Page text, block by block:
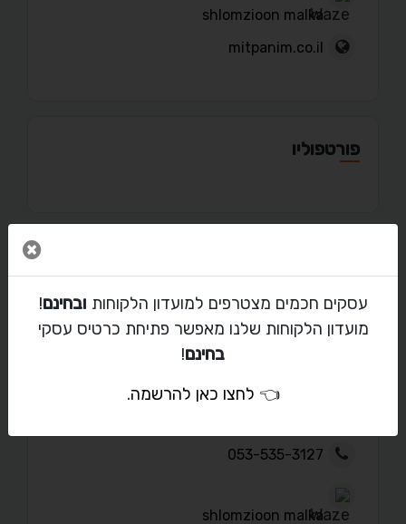
shlomzioon malka
mitpanim.co.il
פורטפוליו
053-535-3127
shlomzioon malka
עסקים חכמים מצטרפים למועדון הלקוחות ובחינם!
מועדון הלקוחות שלנו מאפשר פתיחת כרטיס עסקי
בחינם!
👈 לחצו כאן להרשמה.